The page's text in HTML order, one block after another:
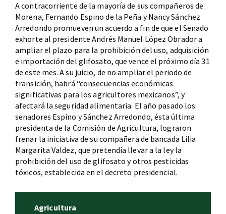
A contracorriente de la mayoría de sus compañeros de
Morena, Fernando Espino de la Peña y Nancy Sánchez
Arredondo promueven un acuerdo a fin de que el Senado
exhorte al presidente Andrés Manuel López Obrador a
ampliar el plazo para la prohibición del uso, adquisición
e importación del glifosato, que vence el próximo día 31
de este mes. A su juicio, de no ampliar el periodo de
transición, habrá “consecuencias económicas
significativas para los agricultores mexicanos”, y
afectará la seguridad alimentaria. El año pasado los
senadores Espino y Sánchez Arredondo, ésta última
presidenta de la Comisión de Agricultura, lograron
frenar la iniciativa de su compañera de bancada Lilia
Margarita Valdez, que pretendía llevar a la ley la
prohibición del uso de glifosato y otros pesticidas
tóxicos, establecida en el decreto presidencial.
Agricultura